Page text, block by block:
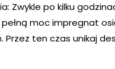
Zwykle po kilku
moc impregnat
Przez ten czas unikaj